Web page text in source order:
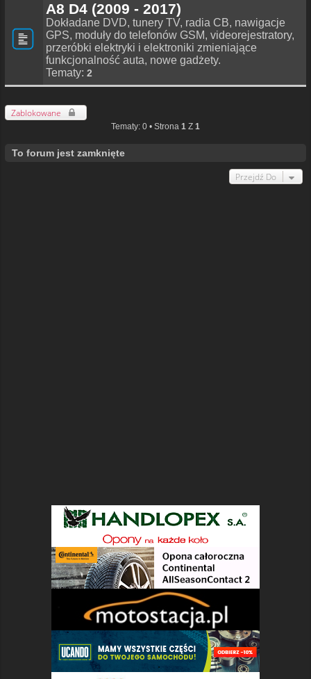
A8 D4 (2009 - 2017)
Dokładane DVD, tunery TV, radia CB, nawigacje
GPS, moduły do telefonów GSM, videorejestratory,
przeróbki elektryki i elektroniki zmieniające
funkcjonalność auta, nowe gadżety.
Tematy: 2
Zablokowane
Tematy: 0 • Strona 1 Z 1
To forum jest zamknięte
Przejdź Do